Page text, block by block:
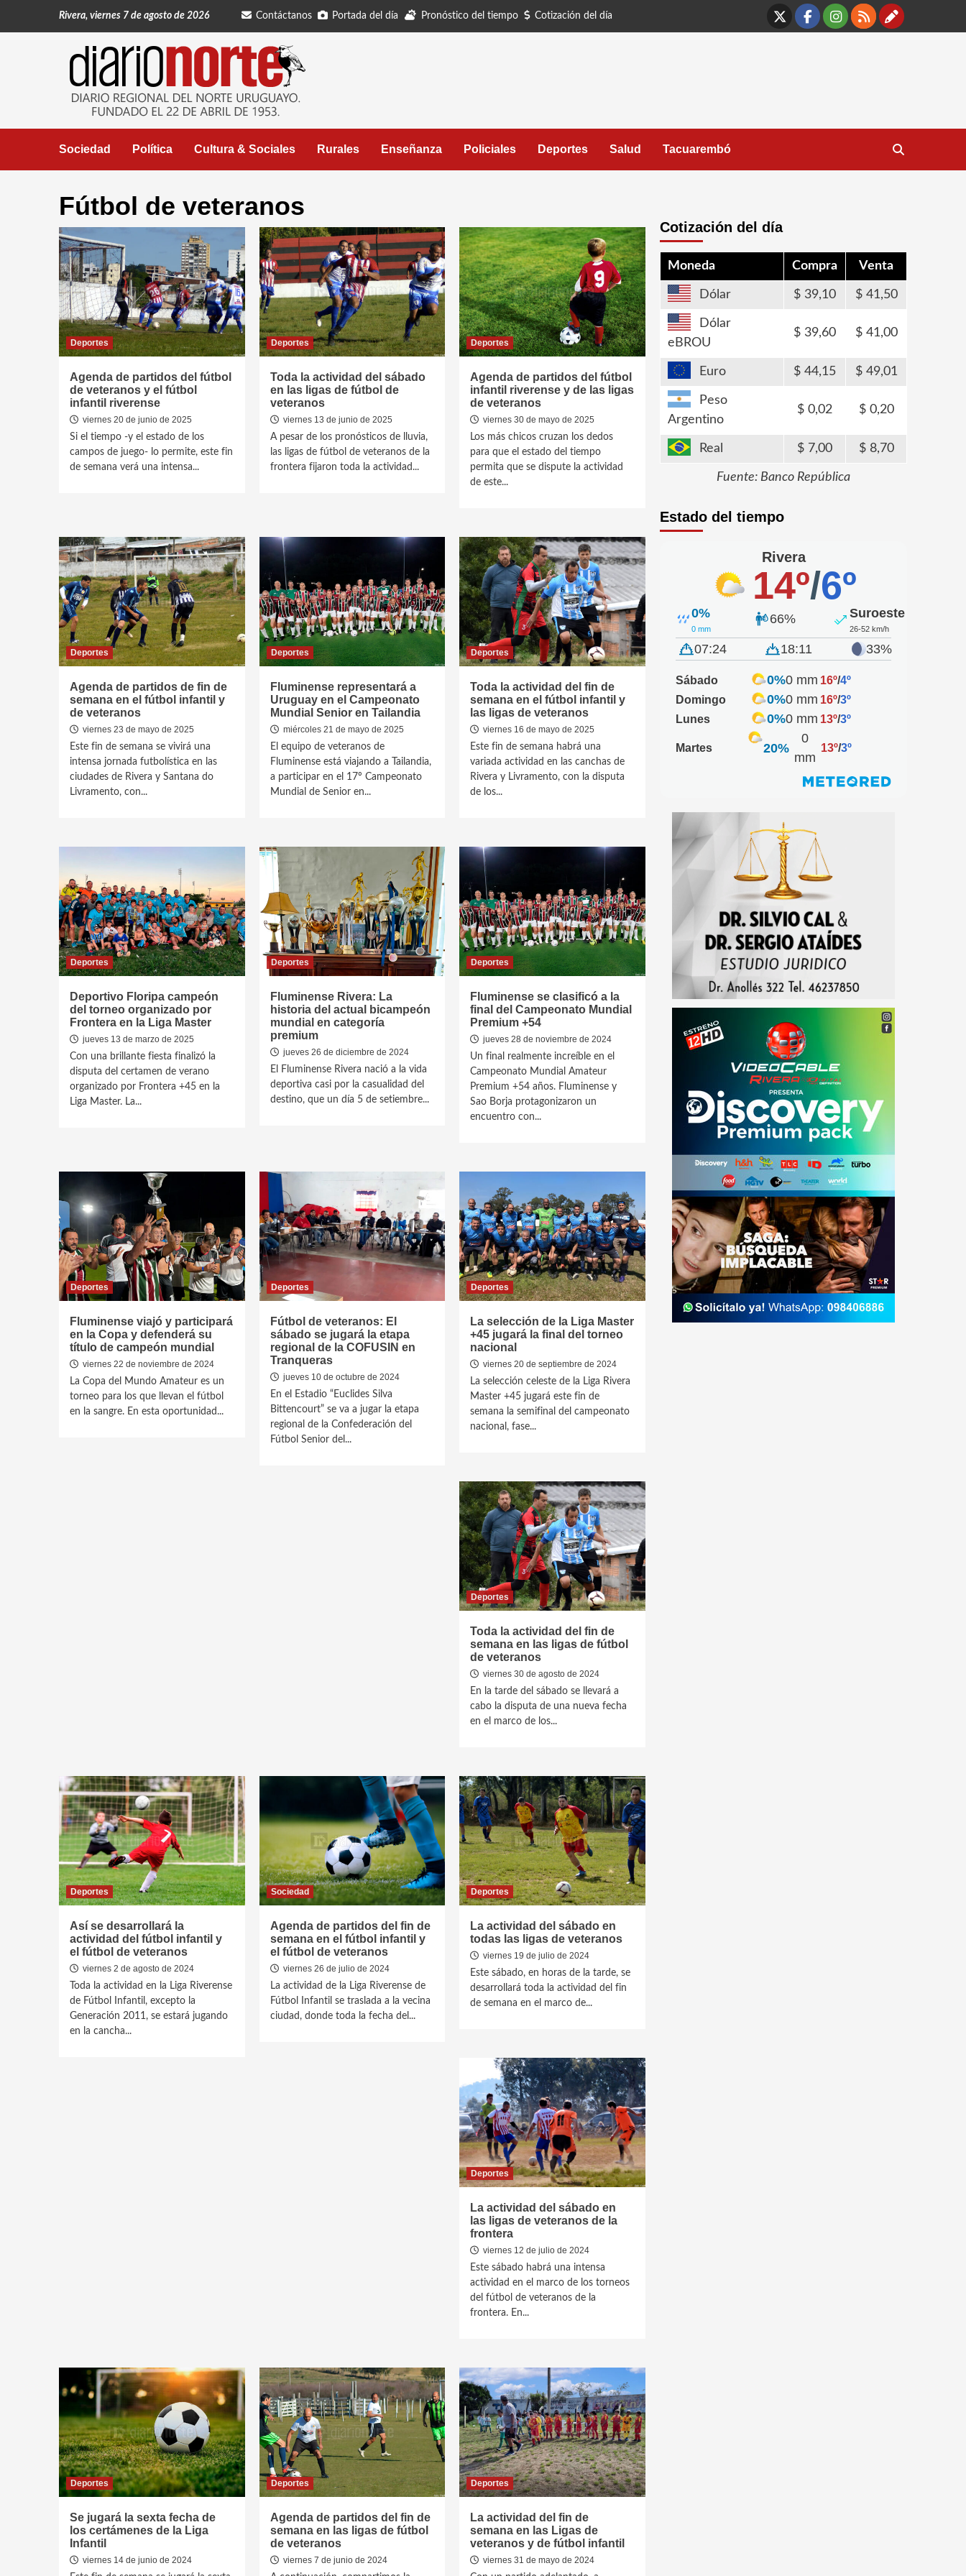
Rivera, viernes 7 de agosto de 2026 Contáctanos Portada del día Pronóstico del tiempo Cotización del día
X Facebook
Instagram
RSS
Sociedad Política Cultura & Sociales Rurales Enseñanza Policiales Deportes Salud Tacuarembó
Fútbol de veteranos
Deportes
Agenda de partidos del fútbol
de veteranos y el fútbol
infantil riverense
viernes 20 de junio de 2025
Si el tiempo -y el estado de los
campos de juego- lo permite, este fin
de semana verá una intensa...
Deportes
Toda la actividad del sábado
en las ligas de fútbol de
veteranos
viernes 13 de junio de 2025
A pesar de los pronósticos de lluvia,
las ligas de fútbol de veteranos de la
frontera fijaron toda la actividad...
Deportes
Agenda de partidos del fútbol
infantil riverense y de las ligas
de veteranos
viernes 30 de mayo de 2025
Los más chicos cruzan los dedos
para que el estado del tiempo
permita que se dispute la actividad
de este...
Deportes
Agenda de partidos de fin de
semana en el fútbol infantil y
de veteranos
viernes 23 de mayo de 2025
Este fin de semana se vivirá una
intensa jornada futbolística en las
ciudades de Rivera y Santana do
Livramento, con...
Deportes
Fluminense representará a
Uruguay en el Campeonato
Mundial Senior en Tailandia
miércoles 21 de mayo de 2025
El equipo de veteranos de
Fluminense está viajando a Tailandia,
a participar en el 17º Campeonato
Mundial de Senior en...
Deportes
Toda la actividad del fin de
semana en el fútbol infantil y
las ligas de veteranos
viernes 16 de mayo de 2025
Este fin de semana habrá una
variada actividad en las canchas de
Rivera y Livramento, con la disputa
de los...
Deportes
Deportivo Floripa campeón
del torneo organizado por
Frontera en la Liga Master
jueves 13 de marzo de 2025
Con una brillante fiesta finalizó la
disputa del certamen de verano
organizado por Frontera +45 en la
Liga Master. La...
Deportes
Fluminense Rivera: La
historia del actual bicampeón
mundial en categoría
premium
jueves 26 de diciembre de 2024
El Fluminense Rivera nació a la vida
deportiva casi por la casualidad del
destino, que un día 5 de setiembre...
Deportes
Fluminense se clasificó a la
final del Campeonato Mundial
Premium +54
jueves 28 de noviembre de 2024
Un final realmente increíble en el
Campeonato Mundial Amateur
Premium +54 años. Fluminense y
Sao Borja protagonizaron un
encuentro con...
Deportes
Fluminense viajó y participará
en la Copa y defenderá su
título de campeón mundial
viernes 22 de noviembre de 2024
La Copa del Mundo Amateur es un
torneo para los que llevan el fútbol
en la sangre. En esta oportunidad...
Deportes
Fútbol de veteranos: El
sábado se jugará la etapa
regional de la COFUSIN en
Tranqueras
jueves 10 de octubre de 2024
En el Estadio “Euclides Silva
Bittencourt” se va a jugar la etapa
regional de la Confederación del
Fútbol Senior del...
Deportes
La selección de la Liga Master
+45 jugará la final del torneo
nacional
viernes 20 de septiembre de 2024
La selección celeste de la Liga Rivera
Master +45 jugará este fin de
semana la semifinal del campeonato
nacional, fase...
Deportes
Toda la actividad del fin de
semana en las ligas de fútbol
de veteranos
viernes 30 de agosto de 2024
En la tarde del sábado se llevará a
cabo la disputa de una nueva fecha
en el marco de los...
Deportes
Así se desarrollará la
actividad del fútbol infantil y
el fútbol de veteranos
viernes 2 de agosto de 2024
Toda la actividad en la Liga Riverense
de Fútbol Infantil, excepto la
Generación 2011, se estará jugando
en la cancha...
Sociedad
Agenda de partidos del fin de
semana en el fútbol infantil y
el fútbol de veteranos
viernes 26 de julio de 2024
La actividad de la Liga Riverense de
Fútbol Infantil se traslada a la vecina
ciudad, donde toda la fecha del...
Deportes
La actividad del sábado en
todas las ligas de veteranos
viernes 19 de julio de 2024
Este sábado, en horas de la tarde, se
desarrollará toda la actividad del fin
de semana en el marco de...
Deportes
La actividad del sábado en
las ligas de veteranos de la
frontera
viernes 12 de julio de 2024
Este sábado habrá una intensa
actividad en el marco de los torneos
del fútbol de veteranos de la
frontera. En...
Deportes
Se jugará la sexta fecha de
los certámenes de la Liga
Infantil
viernes 14 de junio de 2024
Deportes
Agenda de partidos del fin de
semana en las ligas de fútbol
de veteranos
viernes 7 de junio de 2024
Deportes
La actividad del fin de
semana en las Ligas de
veteranos y de fútbol infantil
viernes 31 de mayo de 2024
Cotización del día
Moneda Compra Venta
Dólar 39,10 41,50
Dólar
eBROU
39,60 41,00
Euro 44,15 49,01
Peso
Argentino
0,02 0,20
Real 7,00 8,70
Fuente: Banco República
Estado del tiempo
Rivera
14º/6º
0%
0 mm
66% Suroeste
26-52 km/h
07:24 18:11 33%
Sábado 0%0 mm 16º/4º
Domingo
0%0 mm 16º/3º
Lunes
0%0 mm 13º/3º
Martes 20%
0
mm
13º/3º